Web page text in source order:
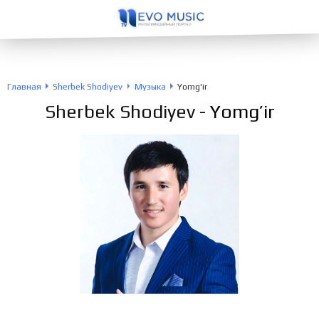
Главная Sherbek Shodiyev Музыка Yomg'ir
Sherbek Shodiyev- Yomg’ir